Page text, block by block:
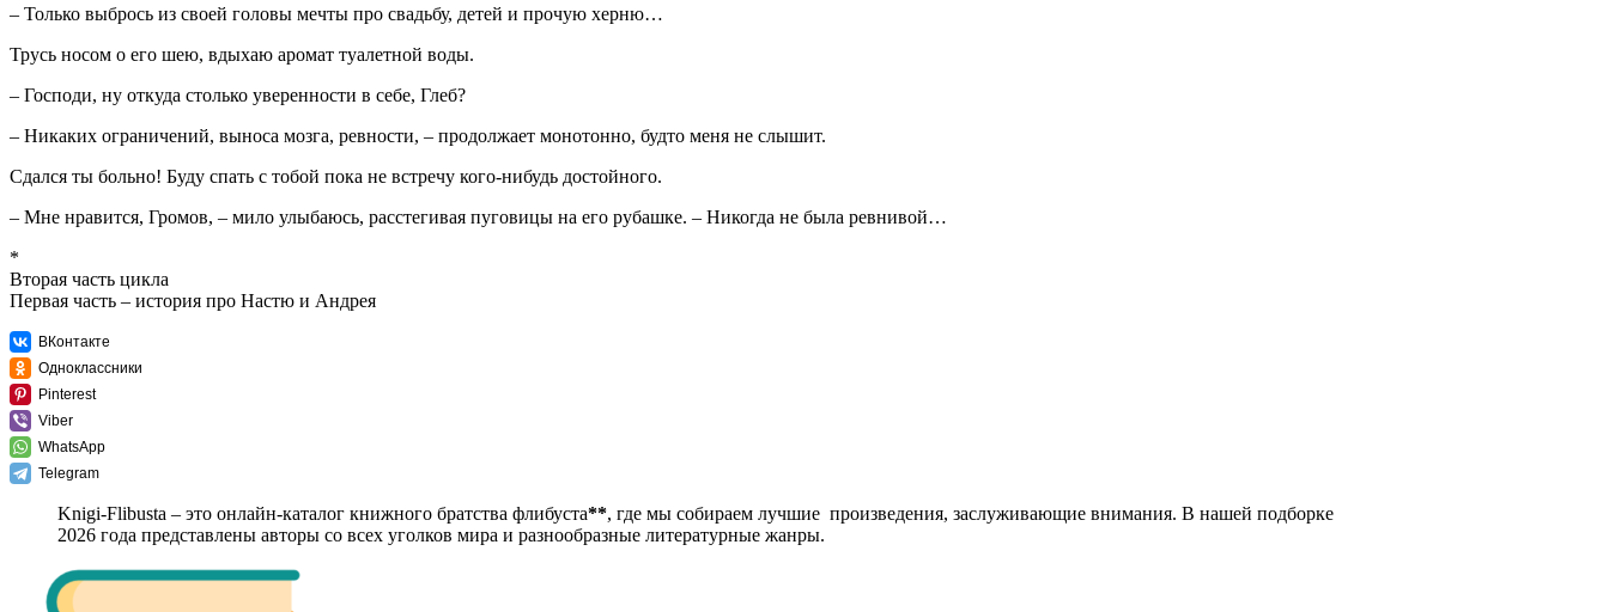
– Только выбрось из своей головы мечты про свадьбу, детей и прочую херню…
Трусь носом о его шею, вдыхаю аромат туалетной воды.
– Господи, ну откуда столько уверенности в себе, Глеб?
– Никаких ограничений, выноса мозга, ревности, – продолжает монотонно, будто меня не слышит.
Сдался ты больно! Буду спать с тобой пока не встречу кого-нибудь достойного.
– Мне нравится, Громов, – мило улыбаюсь, расстегивая пуговицы на его рубашке. – Никогда не была ревнивой…
*
Вторая часть цикла
Первая часть – история про Настю и Андрея
ВКонтакте
Одноклассники
Pinterest
Viber
WhatsApp
Telegram
Knigi-Flibusta – это онлайн-каталог книжного братства флибуста**, где мы собираем лучшие произведения, заслуживающие внимания. В нашей подборке
2026 года представлены авторы со всех уголков мира и разнообразные литературные жанры.